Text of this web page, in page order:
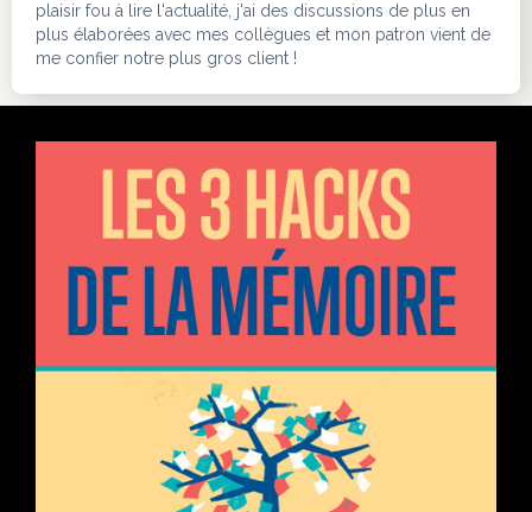
plaisir fou à lire l'actualité, j'ai des discussions de plus en
plus élaborées avec mes collègues et mon patron vient de
me confier notre plus gros client !